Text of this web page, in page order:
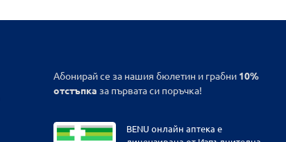
Абонирай се за нашия бюлетин и грабни 10%
отстъпка за първата си поръчка!
BENU онлайн аптека е